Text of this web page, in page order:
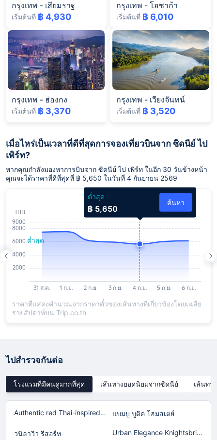
กรุงเทพ - เสียมราฐ
เริ่มต้นที่ ฿ 4,930
กรุงเทพ - โอซาก้า
เริ่มต้นที่ ฿ 6,010
กรุงเทพ - ฮ่องกง
เริ่มต้นที่ ฿ 3,370
กรุงเทพ - เวียงจันทน์
เริ่มต้นที่ ฿ 3,520
เมื่อไหร่เป็นเวลาที่ดีที่สุดการจองเที่ยวบินจาก ซิดนีย์ ไป
เพิร์ท?
หากคุณกำลังมองหาการบินจาก ซิดนีย์ ไป เพิร์ท ในอีก 30 วันข้างหน้า
คุณจะได้ราคาที่ดีที่สุดที่ ฿ 5,650 ในวันที่ 4 กันยายน 2569
ต่ำสุด
฿ 5,650
ค้นหา
ราคาที่แสดงคำนวณจากราคาตั๋วของเส้นทางที่เกี่ยวข้องโดยเฉลี่ย
รายสัปดาห์บน Trip.co.th
ไปสำรวจกันต่อ
โรงแรมที่มีคนดูมากที่สุด เส้นทางยอดนิยมจากซิดนีย์ เส้นทา
Authentic red Thai-inspired home in Laguna! แบมบู บูติค โฮมสเตย์
วนิลาวิว รีสอร์ท Urban Elegance Knightsbridge BTS Bearing